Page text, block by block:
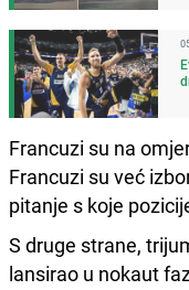
Francuzi su na
Francuzi su već
pitanje s koje
S druge strane,
lansirao u nokaut